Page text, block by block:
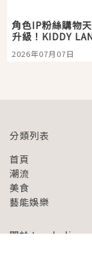
角色IP粉絲購物
升級！KIDDY
宿店吉伊卡哇迎客
開幕 OMOKADO
2026年07月07日
分類列表
首頁
潮流
美食
藝能娛樂
關於Japaholic